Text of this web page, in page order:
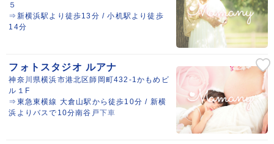
５
⇒新横浜駅より徒歩13分 / 小机駅より徒歩
14分
フォトスタジオ ルアナ
神奈川県横浜市港北区師岡町432-1かもめビ
ル１F
⇒東急東横線 大倉山駅から徒歩10分 / 新横
浜よりバスで10分南谷戸下車